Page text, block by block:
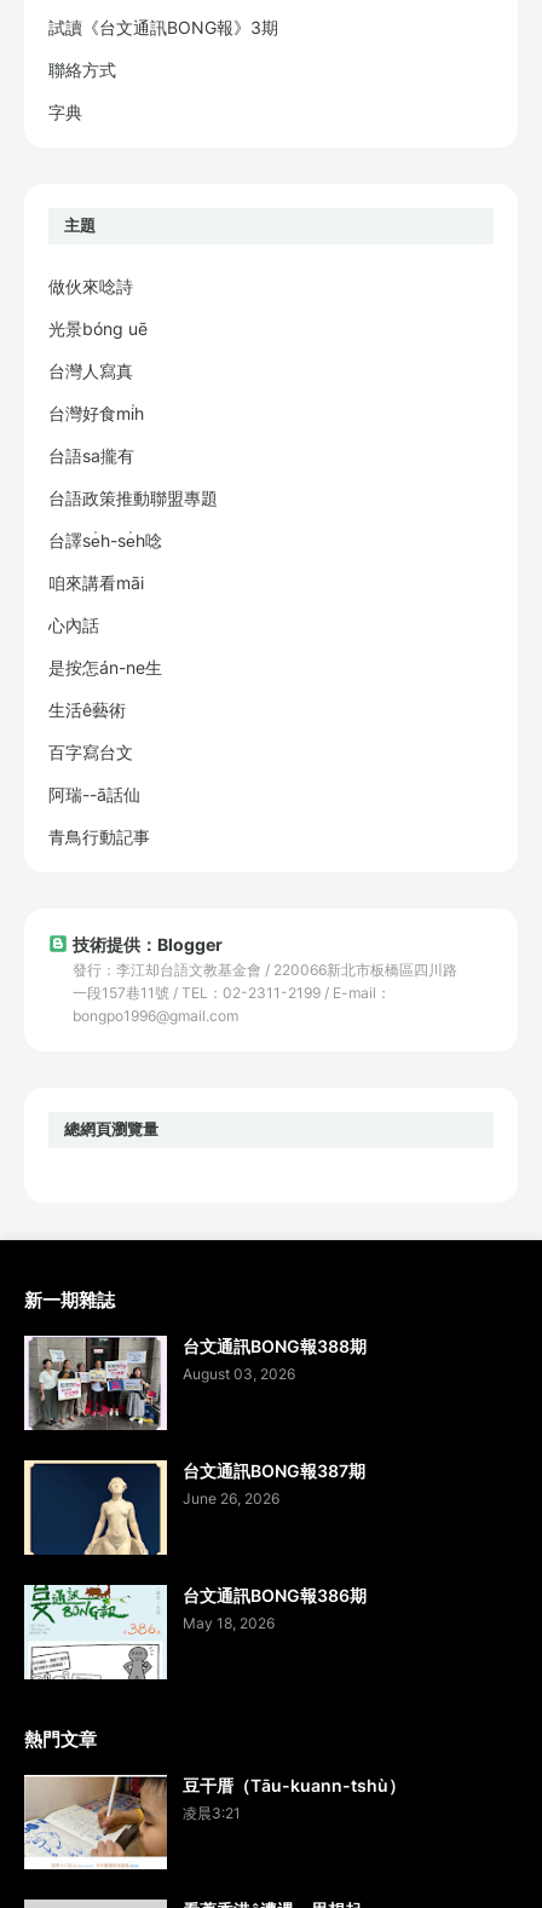
試讀《台文通訊BONG報》3期
聯絡方式
字典
主題
做伙來唸詩
光景bóng uē
台灣人寫真
台灣好食mi̍h
台語sa攏有
台語政策推動聯盟專題
台譯se̍h-se̍h唸
咱來講看māi
心內話
是按怎án-ne生
生活ê藝術
百字寫台文
阿瑞--ā話仙
青鳥行動記事
技術提供：Blogger
發行：李江却台語文教基金會 / 220066新北市板橋區四川路
一段157巷11號 / TEL：02-2311-2199 / E-mail：
bongpo1996@gmail.com
總網頁瀏覽量
新一期雜誌
台文通訊BONG報388期
August 03, 2026
台文通訊BONG報387期
June 26, 2026
台文通訊BONG報386期
May 18, 2026
熱門文章
豆干厝（Tāu-kuann-tshù）
凌晨3:21